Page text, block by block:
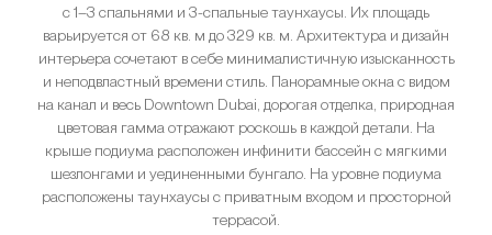
с 1–3 спальнями и 3-спальные таунхаусы. Их площадь
варьируется от 68 кв. м до 329 кв. м. Архитектура и дизайн
интерьера сочетают в себе минималистичную изысканность
и неподвластный времени стиль. Панорамные окна с видом
на канал и весь Downtown Dubai, дорогая отделка, природная
цветовая гамма отражают роскошь в каждой детали. На
крыше подиума расположен инфинити бассейн с мягкими
шезлонгами и уединенными бунгало. На уровне подиума
расположены таунхаусы с приватным входом и просторной
террасой.